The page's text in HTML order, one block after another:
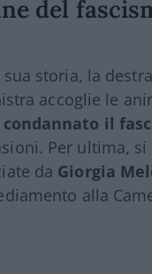
del
sua storia, la
accoglie le
condannato il
Per ultima, si
da Giorgia
alla